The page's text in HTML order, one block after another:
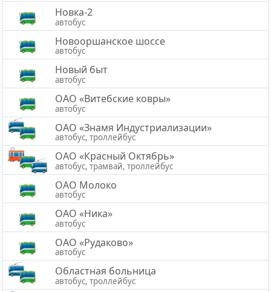
Новка-2
автобус
Новооршанское шоссе
автобус
Новый быт
автобус
ОАО «Витебские ковры»
автобус
ОАО «Знамя Индустриализации»
автобус, троллейбус
ОАО «Красный Октябрь»
автобус, трамвай, троллейбус
ОАО Молоко
автобус
ОАО «Ника»
автобус
ОАО «Рудаково»
автобус
Областная больница
автобус, троллейбус